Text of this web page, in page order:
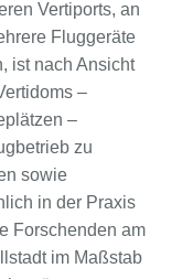
Vertiports, an
Fluggeräte
ist nach Ansicht
–
–
zu
sowie
in der Praxis
Forschenden am
im Maßstab